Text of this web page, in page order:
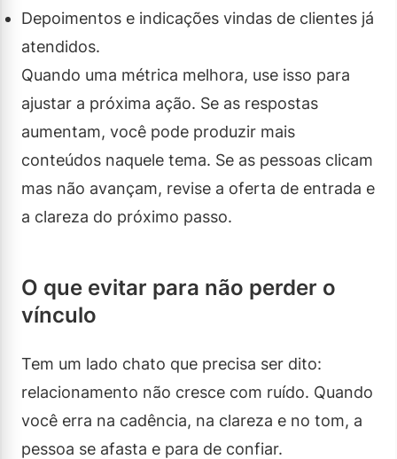
Depoimentos e indicações vindas de clientes já
atendidos.
Quando uma métrica melhora, use isso para
ajustar a próxima ação. Se as respostas
aumentam, você pode produzir mais
conteúdos naquele tema. Se as pessoas clicam
mas não avançam, revise a oferta de entrada e
a clareza do próximo passo.
O que evitar para não perder o
vínculo
Tem um lado chato que precisa ser dito:
relacionamento não cresce com ruído. Quando
você erra na cadência, na clareza e no tom, a
pessoa se afasta e para de confiar.